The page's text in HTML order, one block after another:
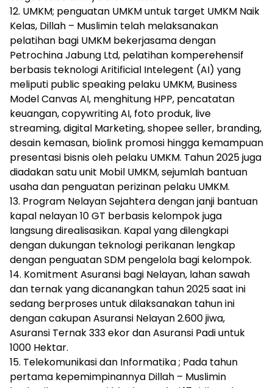
12. UMKM; penguatan UMKM untuk target UMKM Naik
Kelas, Dillah – Muslimin telah melaksanakan
pelatihan bagi UMKM bekerjasama dengan
Petrochina Jabung Ltd, pelatihan komperehensif
berbasis teknologi Aritificial Intelegent (AI) yang
meliputi public speaking pelaku UMKM, Business
Model Canvas AI, menghitung HPP, pencatatan
keuangan, copywriting AI, foto produk, live
streaming, digital Marketing, shopee seller, branding,
desain kemasan, biolink promosi hingga kemampuan
presentasi bisnis oleh pelaku UMKM. Tahun 2025 juga
diadakan satu unit Mobil UMKM, sejumlah bantuan
usaha dan penguatan perizinan pelaku UMKM.
13. Program Nelayan Sejahtera dengan janji bantuan
kapal nelayan 10 GT berbasis kelompok juga
langsung direalisasikan. Kapal yang dilengkapi
dengan dukungan teknologi perikanan lengkap
dengan penguatan SDM pengelola bagi kelompok.
14. Komitment Asuransi bagi Nelayan, lahan sawah
dan ternak yang dicanangkan tahun 2025 saat ini
sedang berproses untuk dilaksanakan tahun ini
dengan cakupan Asuransi Nelayan 2.600 jiwa,
Asuransi Ternak 333 ekor dan Asuransi Padi untuk
1000 Hektar.
15. Telekomunikasi dan Informatika ; Pada tahun
pertama kepemimpinannya Dillah – Muslimin